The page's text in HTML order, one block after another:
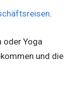
.
oder Yoga
und die